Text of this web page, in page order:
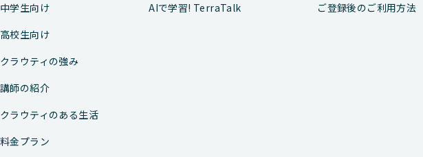
中学生向け
高校生向け
クラウティの強み
講師の紹介
クラウティのある生活
料金プラン
AIで学習! TerraTalk
ご登録後のご利用方法